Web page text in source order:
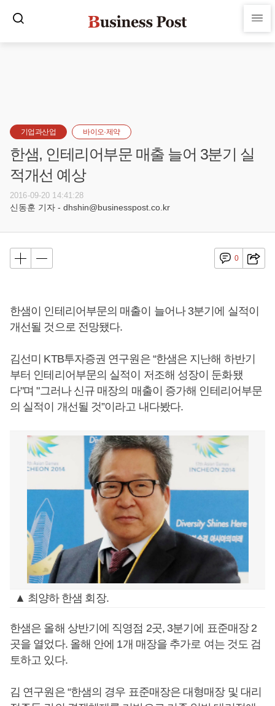
기업과산업 바이오·제약
한샘, 인테리어부문 매출 늘어 3분기 실
적개선 예상
2016-09-20 14:41:28
신동훈 기자 - dhshin@businesspost.co.kr
0
한샘이 인테리어부문의 매출이 늘어나 3분기에 실적이
개선될 것으로 전망됐다.
김선미 KTB투자증권 연구원은 “한샘은 지난해 하반기
부터 인테리어부문의 실적이 저조해 성장이 둔화됐
다"며 "그러나 신규 매장의 매출이 증가해 인테리어부문
의 실적이 개선될 것”이라고 내다봤다.
▲ 최양하 한샘 회장.
한샘은 올해 상반기에 직영점 2곳, 3분기에 표준매장 2
곳을 열었다. 올해 안에 1개 매장을 추가로 여는 것도 검
토하고 있다.
김 연구원은 “한샘의 경우 표준매장은 대형매장 및 대리